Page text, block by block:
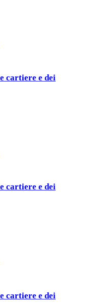
cartiere e dei
cartiere e dei
cartiere e dei